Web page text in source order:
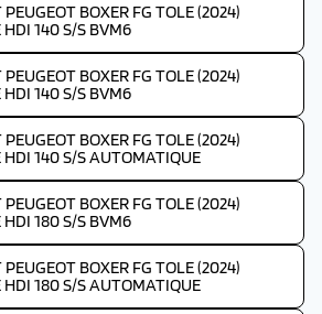
BOXER FG TOLE (2024)
HDI 140 S/S BVM6
BOXER FG TOLE (2024)
HDI 140 S/S BVM6
BOXER FG TOLE (2024)
HDI 140 S/S AUTOMATIQUE
BOXER FG TOLE (2024)
HDI 180 S/S BVM6
BOXER FG TOLE (2024)
HDI 180 S/S AUTOMATIQUE